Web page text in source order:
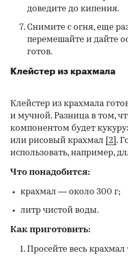
доведите до кипения.
Снимите с огня, еще
перемешайте и дайте
готов.
Клейстер из крахмала
Клейстер из крахмала
и мучной. Разница в том,
компонентом будет
или рисовый крахмал
[2] .
использовать, например,
Что понадобится:
крахмал — около 300 г;
литр чистой воды.
Как приготовить:
Просейте весь крахмал